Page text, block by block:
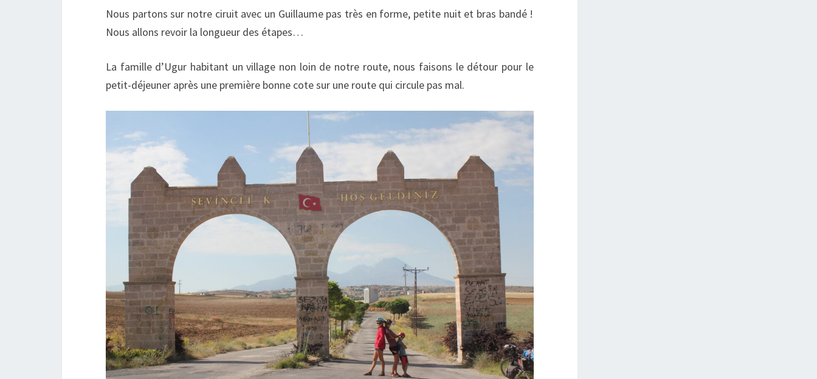
Nous partons sur notre ciruit avec un Guillaume pas très en forme, petite nuit et bras bandé !
Nous allons revoir la longueur des étapes…
La famille d’Ugur habitant un village non loin de notre route, nous faisons le détour pour le
petit-déjeuner après une première bonne cote sur une route qui circule pas mal.